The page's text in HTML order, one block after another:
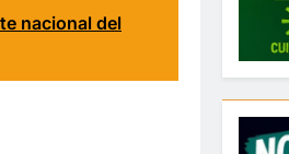
nacional del